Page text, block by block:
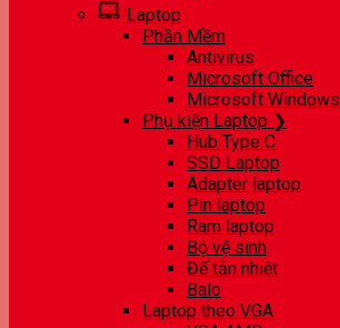
Laptop
Phần Mềm
Antivirus
Microsoft Office
Microsoft Windows
Phụ kiện Laptop ❯
Hub Type C
SSD Laptop
Adapter laptop
Pin laptop
Ram laptop
Bộ vệ sinh
Đế tản nhiệt
Balo
Laptop theo VGA